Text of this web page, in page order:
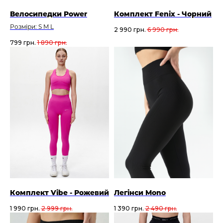
Велосипедки Power
Розміри: S M L
799 грн. 1 890 грн.
Комплект Fenix - Чорний
2 990 грн. 6 990 грн.
Комплект Vibe - Рожевий
1 990 грн. 2 999 грн.
Легінси Mono
1 390 грн. 2 490 грн.